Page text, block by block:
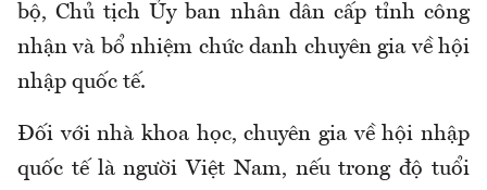
bộ, Chủ tịch Ủy ban nhân dân cấp tỉnh công
nhận và bổ nhiệm chức danh chuyên gia về hội
nhập quốc tế.
Đối với nhà khoa học, chuyên gia về hội nhập
quốc tế là người Việt Nam, nếu trong độ tuổi